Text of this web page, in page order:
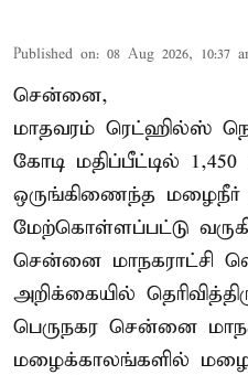
Published on: 08 Aug 2026, 10:37
சென்னை,
மாதவரம் ரெட்ஹில்ஸ்
கோடி மதிப்பீட்டில்
ஒருங்கிணைந்த மழைநீர்
மேற்கொள்ளப்பட்டு
சென்னை மாநகராட்சி
அறிக்கையில்
பெருநகர சென்னை
மழைக்காலங்களில்